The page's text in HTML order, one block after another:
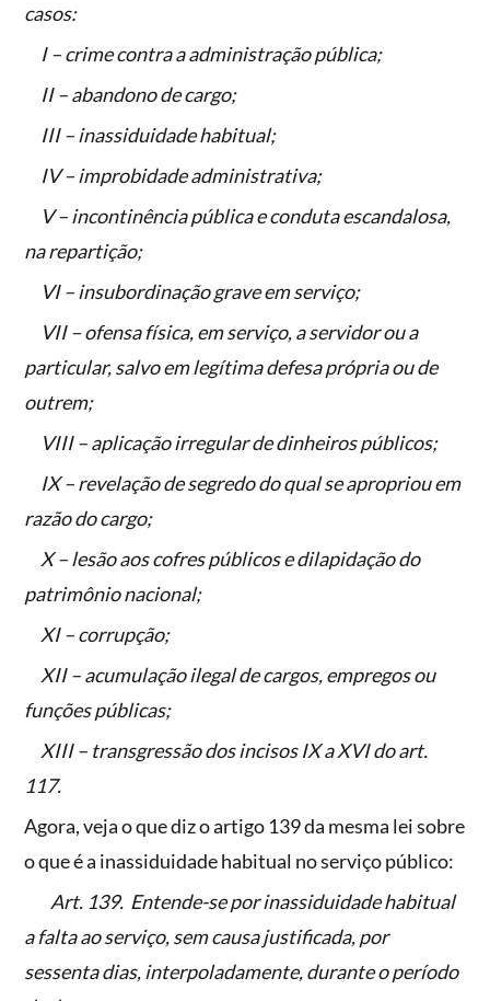
casos:
I – crime contra a administração pública;
II – abandono de cargo;
III – inassiduidade habitual;
IV – improbidade administrativa;
V – incontinência pública e conduta escandalosa,
na repartição;
VI – insubordinação grave em serviço;
VII – ofensa física, em serviço, a servidor ou a
particular, salvo em legítima defesa própria ou de
outrem;
VIII – aplicação irregular de dinheiros públicos;
IX – revelação de segredo do qual se apropriou em
razão do cargo;
X – lesão aos cofres públicos e dilapidação do
patrimônio nacional;
XI – corrupção;
XII – acumulação ilegal de cargos, empregos ou
funções públicas;
XIII – transgressão dos incisos IX a XVI do art.
117.
Agora, veja o que diz o artigo 139 da mesma lei sobre
o que é a inassiduidade habitual no serviço público:
Art. 139. Entende-se por inassiduidade habitual
a falta ao serviço, sem causa justificada, por
sessenta dias, interpoladamente, durante o período